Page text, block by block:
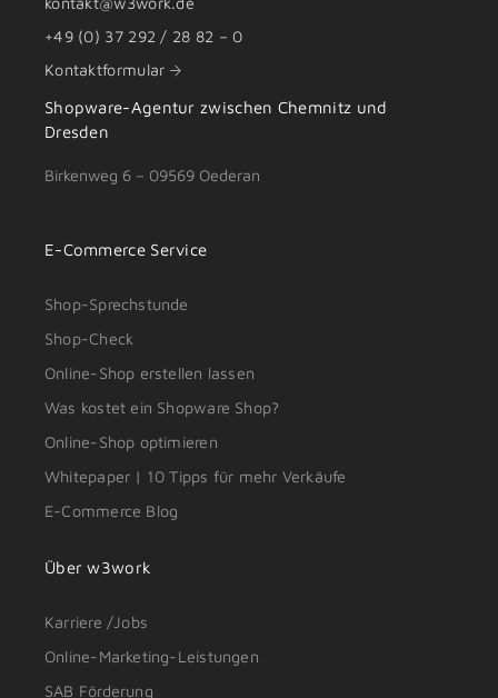
+49 (0) 37 292 / 28 82 – 0
Kontaktformular
Shopware-Agentur zwischen Chemnitz und
Dresden
Birkenweg 6 – 09569 Oederan
E-Commerce Service
Shop-Sprechstunde
Shop-Check
Online-Shop erstellen lassen
Was kostet ein Shopware Shop?
Online-Shop optimieren
Whitepaper | 10 Tipps für mehr Verkäufe
E-Commerce Blog
Über w3work
Karriere /Jobs
Online-Marketing-Leistungen
SAB Förderung